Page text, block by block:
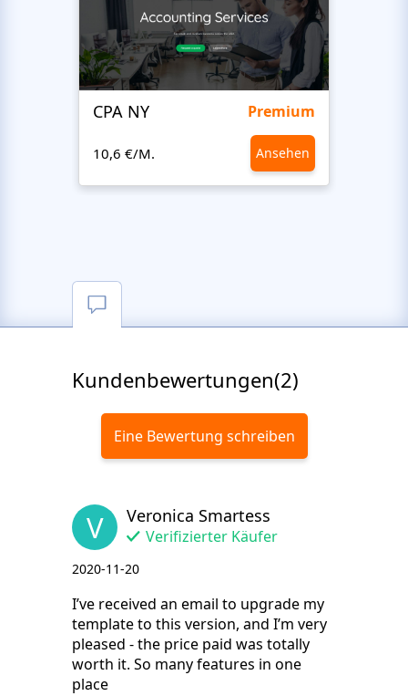
CPA NY Premium
10,6 €/M. Ansehen
Kundenbewertungen(2)
Eine Bewertung schreiben
V Veronica Smartess
Verifizierter Käufer
2020-11-20
I’ve received an email to upgrade my
template to this version, and I’m very
pleased - the price paid was totally
worth it. So many features in one
place